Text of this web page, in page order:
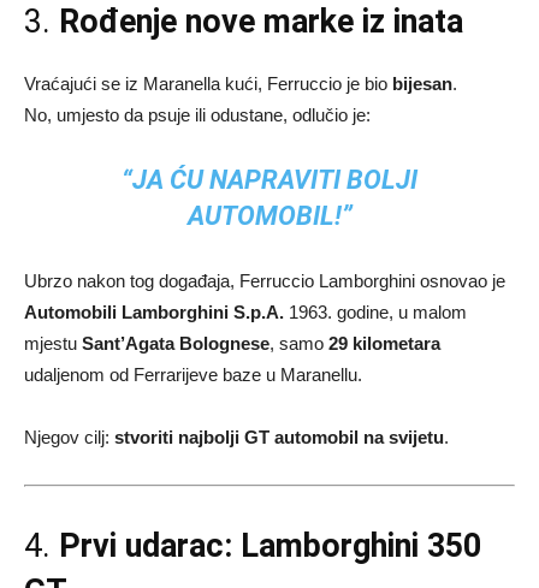
3. Rođenje nove marke iz inata
Vraćajući se iz Maranella kući, Ferruccio je bio bijesan.
No, umjesto da psuje ili odustane, odlučio je:
“JA ĆU NAPRAVITI BOLJI
AUTOMOBIL!”
Ubrzo nakon tog događaja, Ferruccio Lamborghini osnovao je
Automobili Lamborghini S.p.A. 1963. godine, u malom
mjestu Sant’Agata Bolognese, samo 29 kilometara
udaljenom od Ferrarijeve baze u Maranellu.
Njegov cilj: stvoriti najbolji GT automobil na svijetu.
4. Prvi udarac: Lamborghini 350